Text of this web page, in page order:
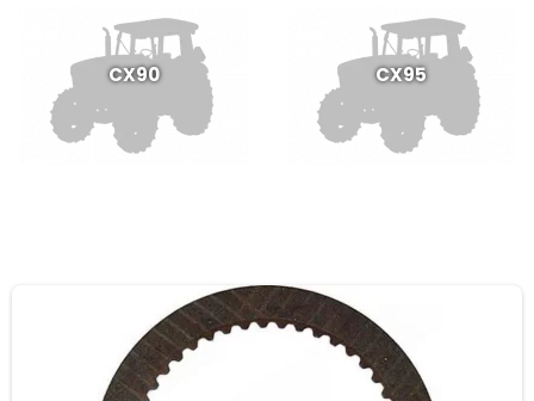
CX90 CX95